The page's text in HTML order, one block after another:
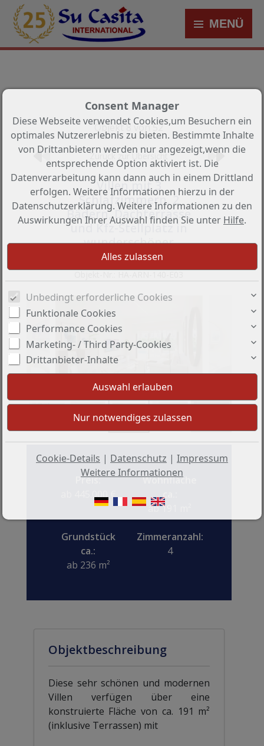
MENÜ
Objekt 8 von 52
Zurück zur Übersicht
Villen mit 3
Schlafzimmern, 2
Bädern, Dachterrasse
und Kfz-Stellplatz in
wunderschöner
Golfanlage
Preis:
ab 445.000 €
Wohnfläche
ca.:
ab 191 m²
Grundstück
ca.:
ab 236 m²
Zimmeranzahl:
4
Objektbeschreibung
Diese sehr schönen und modernen
Villen verfügen über eine
konstruierte Fläche von ca. 191 m²
(inklusive Terrassen) mit
Consent Manager
Diese Webseite verwendet Cookies,um Besuchern ein
optimales Nutzererlebnis zu bieten. Bestimmte Inhalte
von Drittanbietern werden nur angezeigt,wenn die
entsprechende Option aktiviert ist. Die
Datenverarbeitung kann dann auch in einem Drittland
erfolgen. Weitere Informationen hierzu in der
Datenschutzerklärung. Weitere Informationen zu den
Auswirkungen Ihrer Auswahl finden Sie unter Hilfe.
Unbedingt erforderliche Cookies
Funktionale Cookies
Performance Cookies
Marketing- / Third Party-Cookies
Drittanbieter-Inhalte
Cookie-Details | Datenschutz | Impressum
Weitere Informationen